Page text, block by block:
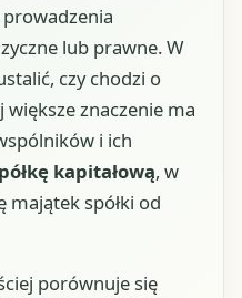
lub prawne. W
czy chodzi o
większe znaczenie ma
i ich
kapitałową, w
majątek spółki od
porównuje się